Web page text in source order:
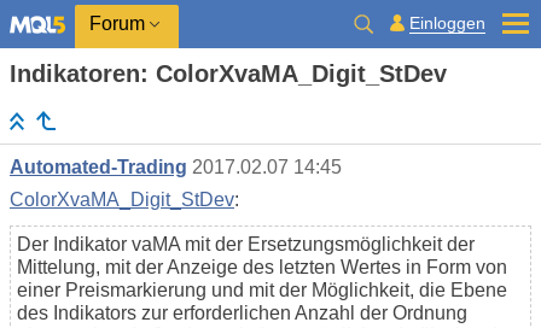
Forum Einloggen
Indikatoren: ColorXvaMA_Digit_StDev
Automated-Trading 2017.02.07 14:45
ColorXvaMA_Digit_StDev:
Der Indikator vaMA mit der Ersetzungsmöglichkeit der
Mittelung, mit der Anzeige des letzten Wertes in Form von
einer Preismarkierung und mit der Möglichkeit, die Ebene
des Indikators zur erforderlichen Anzahl der Ordnung